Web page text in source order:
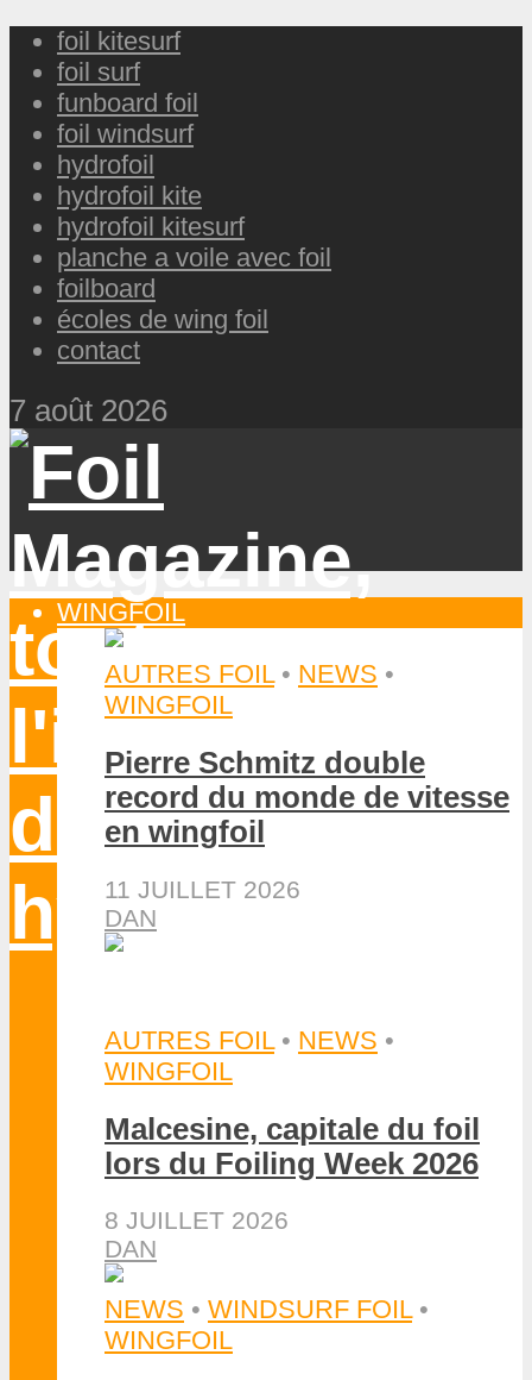
foil kitesurf
foil surf
funboard foil
foil windsurf
hydrofoil
hydrofoil kite
hydrofoil kitesurf
planche a voile avec foil
foilboard
écoles de wing foil
contact
7 août 2026
WINGFOIL
AUTRES FOIL • NEWS •
WINGFOIL
Pierre Schmitz double
record du monde de vitesse
en wingfoil
11 JUILLET 2026
DAN
AUTRES FOIL • NEWS •
WINGFOIL
Malcesine, capitale du foil
lors du Foiling Week 2026
8 JUILLET 2026
DAN
NEWS • WINDSURF FOIL •
WINGFOIL